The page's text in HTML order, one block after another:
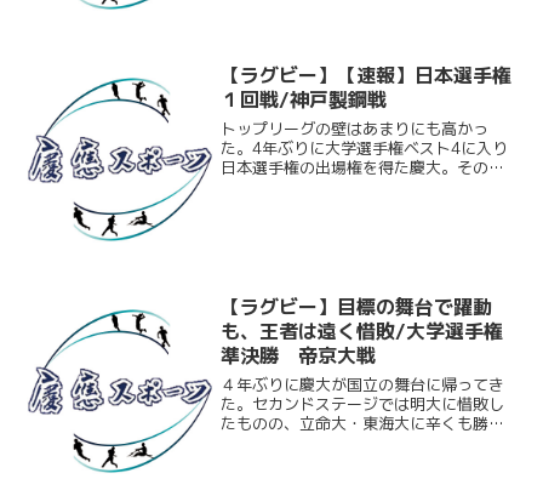
【ラグビー】【速報】日本選手権
１回戦/神戸製鋼戦
トップリーグの壁はあまりにも高かっ
た。4年ぶりに大学選手権ベスト4に入り
日本選手権の出場権を得た慶大。その相
【ラグビー】目標の舞台で躍動
も、王者は遠く惜敗/大学選手権
準決勝 帝京大戦
４年ぶりに慶大が国立の舞台に帰ってき
た。セカンドステージでは明大に惜敗し
たものの、立命大・東海大に辛くも勝利